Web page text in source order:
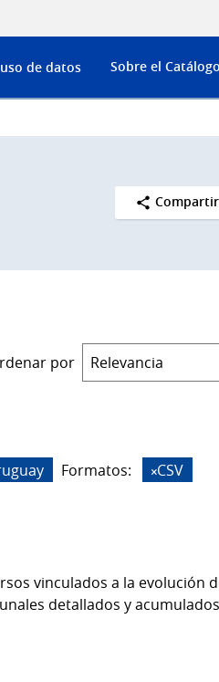
de datos Sobre el Catálogo
por
Formatos:
CSV
vinculados a la evolución
detallados y acumulados